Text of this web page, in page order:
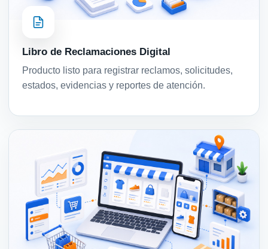
Libro de Reclamaciones Digital
Producto listo para registrar reclamos, solicitudes,
estados, evidencias y reportes de atención.